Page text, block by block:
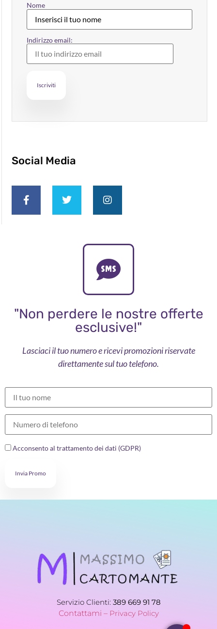
Nome
Indirizzo email:
Social Media
"Non perdere le nostre offerte
esclusive!"
Lasciaci il tuo numero e ricevi promozioni riservate
direttamente sul tuo telefono.
Acconsento al trattamento dei dati (GDPR)
Invia Promo
Servizio Clienti: 389 669 91 78
Contattami – Privacy Policy